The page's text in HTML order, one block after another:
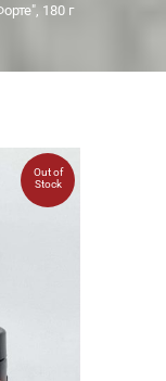
180 г
Out of
Stock